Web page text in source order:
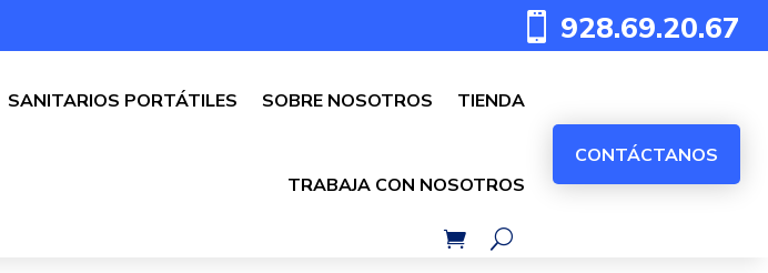
 928.69.20.67
SANITARIOS PORTÁTILES SOBRE NOSOTROS TIENDA
TRABAJA CON NOSOTROS
CONTÁCTANOS